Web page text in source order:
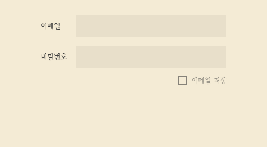
이메일
비밀번호
이메일 저장